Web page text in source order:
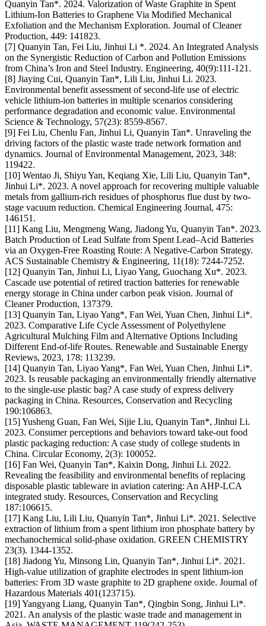
Quanyin Tan*. 2024. Valorization of Waste Graphite in Spent
Lithium-Ion Batteries to Graphene Via Modified Mechanical
Exfoliation and the Mechanism Exploration. Journal of Cleaner
Production, 449: 141823.
[7] Quanyin Tan, Fei Liu, Jinhui Li *. 2024. An Integrated Analysis
on the Synergistic Reduction of Carbon and Pollution Emissions
from China’s Iron and Steel Industry. Engineering, 40(9):111-121.
[8] Jiaying Cui, Quanyin Tan*, Lili Liu, Jinhui Li. 2023.
Environmental benefit assessment of second-life use of electric
vehicle lithium-ion batteries in multiple scenarios considering
performance degradation and economic value. Environmental
Science & Technology, 57(23): 8559-8567.
[9] Fei Liu, Chenlu Fan, Jinhui Li, Quanyin Tan*. Unraveling the
driving factors of the plastic waste trade network formation and
dynamics. Journal of Environmental Management, 2023, 348:
119422.
[10] Wentao Ji, Shiyu Yan, Keqiang Xie, Lili Liu, Quanyin Tan*,
Jinhui Li*. 2023. A novel approach for recovering multiple valuable
metals from gallium-rich residues of phosphorus flue dust by two-
stage vacuum reduction. Chemical Engineering Journal, 475:
146151.
[11] Kang Liu, Mengmeng Wang, Jiadong Yu, Quanyin Tan*. 2023.
Batch Production of Lead Sulfate from Spent Lead–Acid Batteries
via an Oxygen-Free Roasting Route: A Negative-Carbon Strategy.
ACS Sustainable Chemistry & Engineering, 11(18): 7244-7252.
[12] Quanyin Tan, Jinhui Li, Liyao Yang, Guochang Xu*. 2023.
Cascade use potential of retired traction batteries for renewable
energy storage in China under carbon peak vision. Journal of
Cleaner Production, 137379.
[13] Quanyin Tan, Liyao Yang*, Fan Wei, Yuan Chen, Jinhui Li*.
2023. Comparative Life Cycle Assessment of Polyethylene
Agricultural Mulching Film and Alternative Options Including
Different End-of-life Routes. Renewable and Sustainable Energy
Reviews, 2023, 178: 113239.
[14] Quanyin Tan, Liyao Yang*, Fan Wei, Yuan Chen, Jinhui Li*.
2023. Is reusable packaging an environmentally friendly alternative
to the single-use plastic bag? A case study of express delivery
packaging in China. Resources, Conservation and Recycling
190:106863.
[15] Yusheng Guan, Fan Wei, Sijie Liu, Quanyin Tan*, Jinhui Li.
2023. Consumer perceptions and behaviors toward take-out food
plastic packaging reduction: A case study of college students in
China. Circular Economy, 2(3): 100052.
[16] Fan Wei, Quanyin Tan*, Kaixin Dong, Jinhui Li. 2022.
Revealing the feasibility and environmental benefits of replacing
disposable plastic tableware in aviation catering: An AHP-LCA
integrated study. Resources, Conservation and Recycling
187:106615.
[17] Kang Liu, Lili Liu, Quanyin Tan*, Jinhui Li*. 2021. Selective
extraction of lithium from a spent lithium iron phosphate battery by
mechanochemical solid-phase oxidation. GREEN CHEMISTRY
23(3). 1344-1352.
[18] Jiadong Yu, Minsong Lin, Quanyin Tan*, Jinhui Li*. 2021.
High-value utilization of graphite electrodes in spent lithium-ion
batteries: From 3D waste graphite to 2D graphene oxide. Journal of
Hazardous Materials 401(123715).
[19] Yangyang Liang, Quanyin Tan*, Qingbin Song, Jinhui Li*.
2021. An analysis of the plastic waste trade and management in